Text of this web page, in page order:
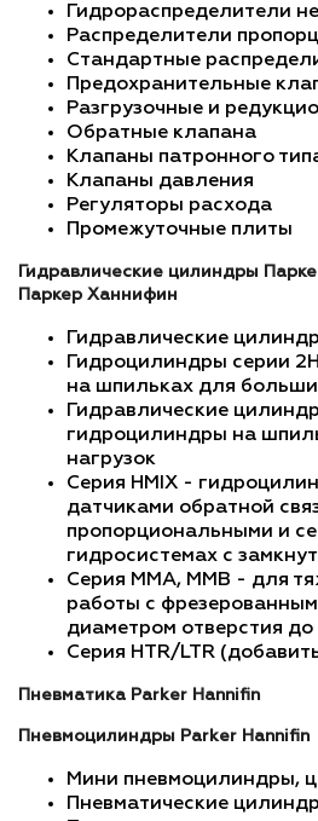
Гидрораспределители
Распределители
Стандартные
Предохранительные
Разгрузочные и
Обратные клапана
Клапаны патронного
Клапаны давления
Регуляторы расхода
Промежуточные плиты
Гидравлические цилиндры
Паркер Ханнифин
Гидравлические
Гидроцилиндры серии
на шпильках для
Гидравлические
гидроцилиндры на
нагрузок
Серия HMIX -
датчиками обратной
пропорциональными и
гидросистемах с
Серия MMA, MMB - для
работы с
диаметром отверстия
Серия HTR/LTR
Пневматика Parker Hannifin
Пневмоцилиндры Parker Hannifin
Мини пневмоцилиндры,
Пневматические